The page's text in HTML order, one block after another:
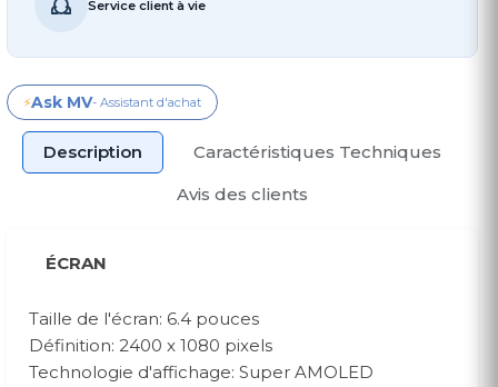
Service client à vie
⚡Ask MV- Assistant d'achat
Description
Caractéristiques Techniques
Avis des clients
ÉCRAN
Taille de l'écran: 6.4 pouces
Définition: 2400 x 1080 pixels
Technologie d'affichage: Super AMOLED